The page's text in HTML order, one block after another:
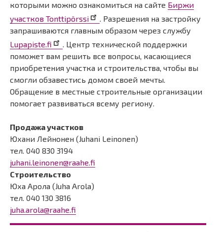
которыми можно ознакомиться на сайте Биржи
участков Tonttipörssi
. Разрешения на застройку
запрашиваются главным образом через службу
Lupapiste.fi
. Центр технической поддержки
поможет вам решить все вопросы, касающиеся
приобретения участка и строительства, чтобы вы
смогли обзавестись домом своей мечты.
Обращение в местные строительные организации
помогает развиваться всему региону.
Продажа участков
Юхани Лейнонен (Juhani Leinonen)
тел. 040 830 3194
juhani.leinonen@raahe.fi
Строительство
Юха Арола (Juha Arola)
тел. 040 130 3816
juha.arola@raahe.fi